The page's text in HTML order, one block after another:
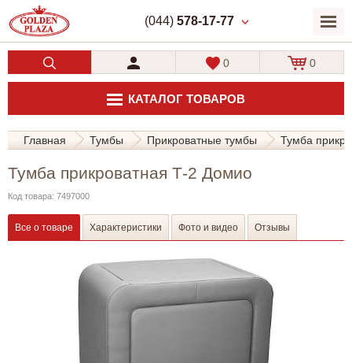
(044) 578-17-77
КАТАЛОГ ТОВАРОВ
0 0
Главная Тумбы Прикроватные тумбы Тумба
Тумба прикроватная Т-2 Домио
Код товара: 7497000
Все о товаре Характеристики Фото и видео Отзывы